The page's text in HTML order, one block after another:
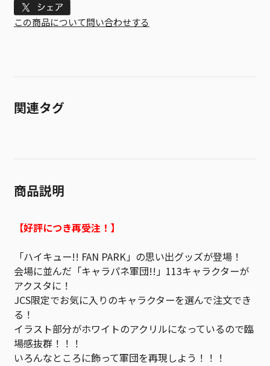
Tweet
この商品について問い合わせする
関連タグ
商品説明
【好評につき再受注！】
「ハイキュー!! FAN PARK」の思い出グッズが登場！
会場に並んだ「キャラパネ軍団!!」113キャラクターが
アクスタに！
JCS限定でお気に入りのキャラクターを選んで注文でき
る！
イラスト部分がホワイトのアクリルになっているので臨
場感抜群！！！
いろんなところに飾って軍団を再現しよう！！！